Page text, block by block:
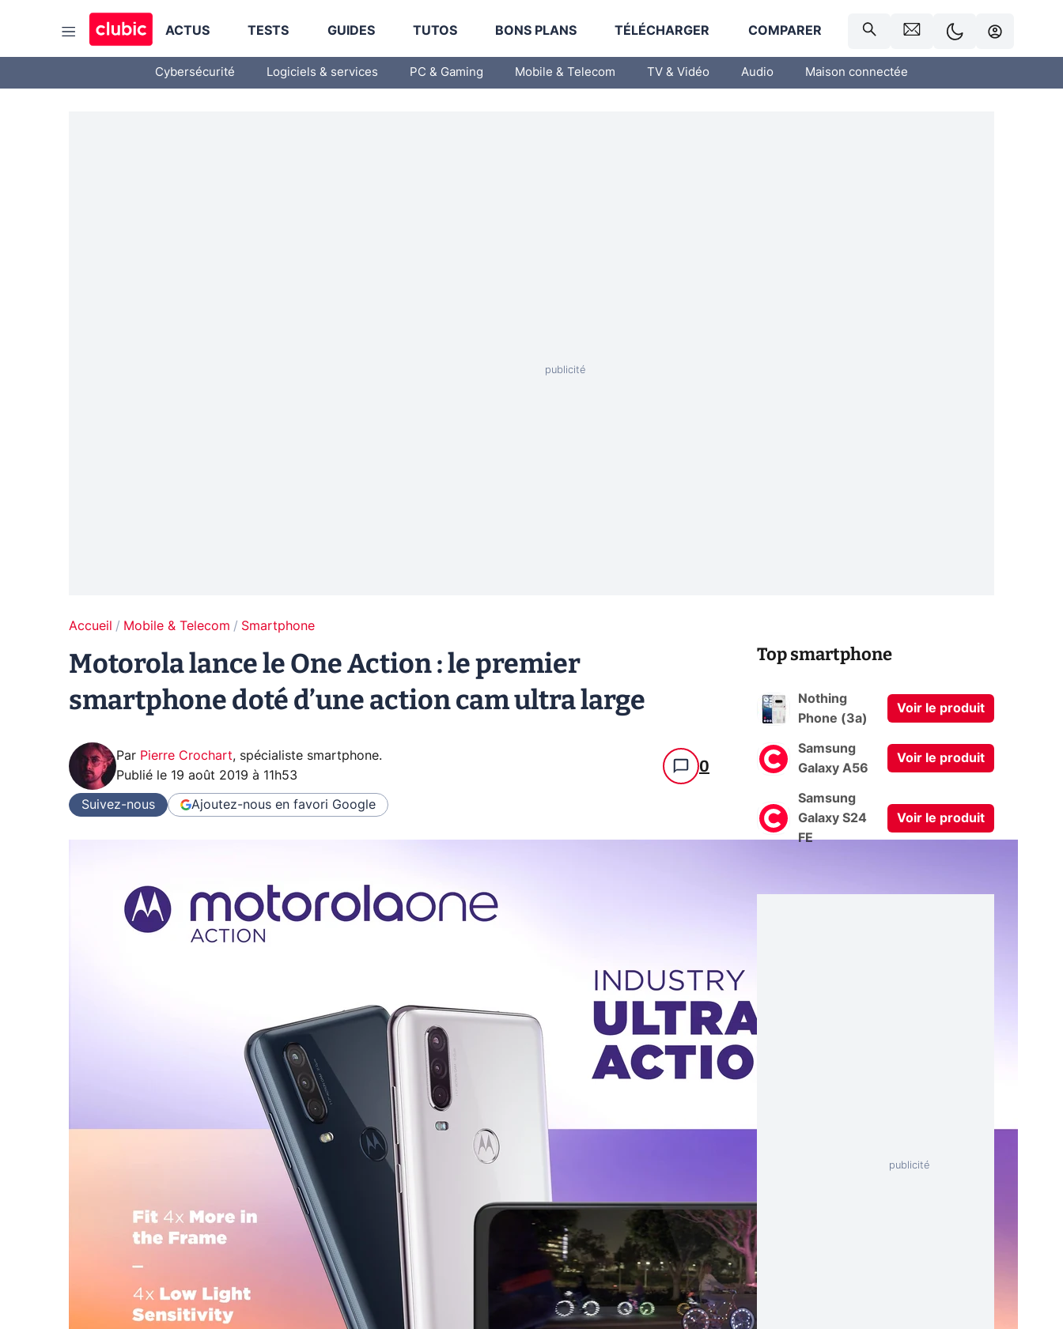
ACTUS TESTS GUIDES TUTOS BONS PLANS TÉLÉCHARGER COMPARER
Cybersécurité Logiciels & services PC & Gaming Mobile & Telecom TV & Vidéo Audio Maison connectée
Accueil Mobile & Telecom Smartphone
Motorola lance le One Action : le premier
smartphone doté d’une action cam ultra large
Par Pierre Crochart, spécialiste smartphone.
Publié le 19 août 2019 à 11h53 0
Suivez-nous Ajoutez-nous en favori Google
Top smartphone
Nothing
Phone (3a)
Voir le produit
Samsung
Galaxy A56
Voir le produit
Samsung
Galaxy S24
FE
Voir le produit